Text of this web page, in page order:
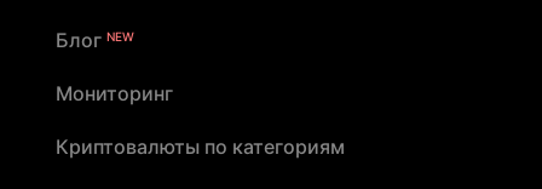
Блог NEW
Мониторинг
Криптовалюты по категориям